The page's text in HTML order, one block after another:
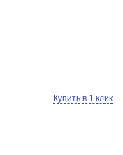
Купить в 1 клик